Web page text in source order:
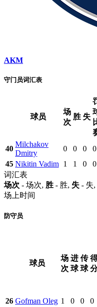
AKM
守门员词汇表
球员
场
次
胜 失
40
Milchakov
Dmitry
0 0 0 0
45 Nikitin Vadim 1 1 0 0
词汇表
场次 - 场次, 胜 - 胜, 失 - 失,
场上时间
防守员
球员
场
次
进
球
传
球
26 Gofman Oleg 1 0 0 0